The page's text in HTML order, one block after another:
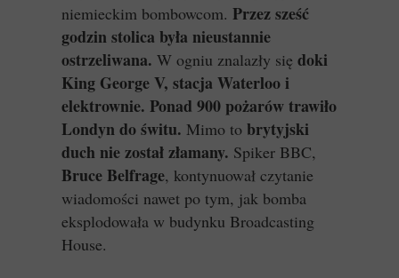
niemieckim bombowcom. Przez sześć
godzin stolica była nieustannie
ostrzeliwana. W ogniu znalazły się doki
King George V, stacja Waterloo i
elektrownie. Ponad 900 pożarów trawiło
Londyn do świtu. Mimo to brytyjski
duch nie został złamany. Spiker BBC,
Bruce Belfrage, kontynuował czytanie
wiadomości nawet po tym, jak bomba
eksplodowała w budynku Broadcasting
House.